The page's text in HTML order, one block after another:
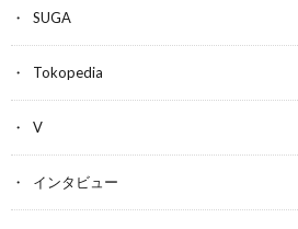
SUGA
Tokopedia
V
インタビュー